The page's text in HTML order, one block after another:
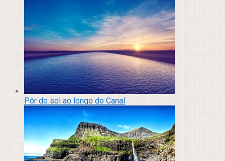
Pôr do sol ao longo do Canal